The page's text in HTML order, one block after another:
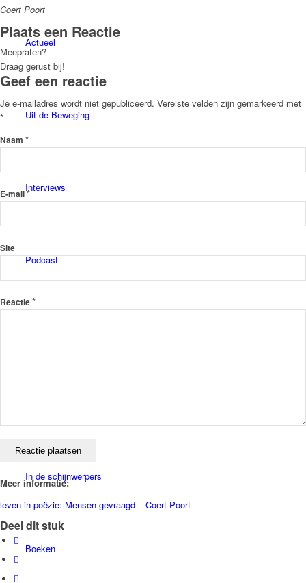
Actueel
Uit de Beweging
Interviews
Podcast
In de schijnwerpers
Boeken
Coert Poort
Plaats een Reactie
Meepraten?
Draag gerust bij!
Geef een reactie
Je e-mailadres wordt niet gepubliceerd. Vereiste velden zijn gemarkeerd met
*
Naam *
E-mail*
Site
Reactie*
Meer informatie:
leven in poëzie: Mensen gevraagd – Coert Poort
Deel dit stuk